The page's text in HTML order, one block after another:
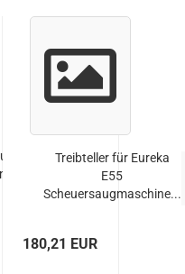
E55Treibteller für Eureka
E55
Scheuersaugmaschine...
180,21 EUR